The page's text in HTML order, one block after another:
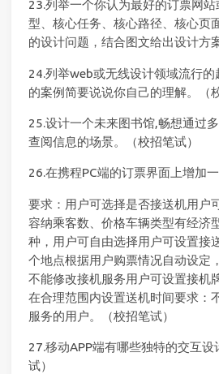
23.列举一个你认为最好的订票网
型、核心任务、核心路径、核心页
的设计问题，结合图文给出设计方
24.列举web或无线设计领域流行
的案例简要说说你自己的理解。（
25.设计一个未来图书馆,畅想通过
查阅信息的场景。（校招笔试）
26.在携程PC端的订票界面上增加
要求：用户可选择是否接送机用户
容纳乘客数、价格车辆类型有经济
种，用户可自由选择用户可设置接
个地点根据用户购票情况自动设定
不能修改接机服务用户可设置接机
在合理范围内设置送机时间要求：
服务的用户。（校招笔试）
27.移动APP端有哪些独特的交互
试）